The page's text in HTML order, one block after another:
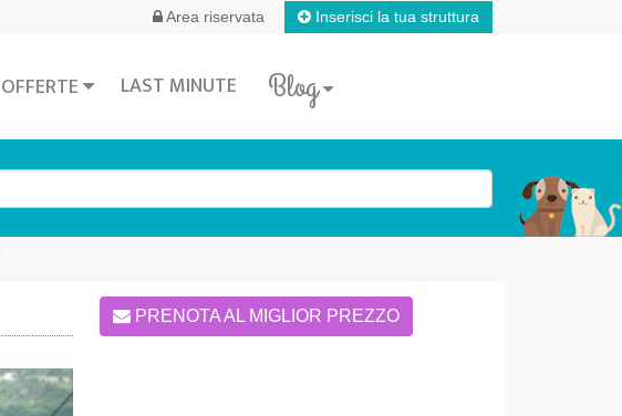
Area riservata Inserisci la tua struttura
OFFERTE LAST MINUTE Blog
PRENOTA AL MIGLIOR PREZZO